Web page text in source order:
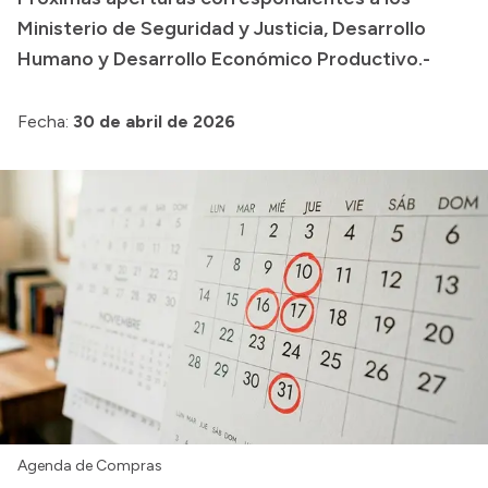
Colecciones
Ministerio de Seguridad y Justicia, Desarrollo
Humano y Desarrollo Económico Productivo.-
Fecha: 30 de abril de 2026
Agenda de Compras